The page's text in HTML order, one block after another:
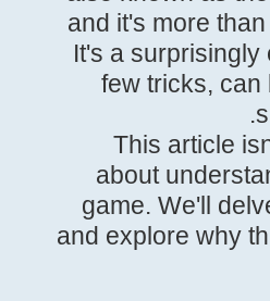
and it's more
It's a
few tricks, can
This article
about
game. We'll
and explore why